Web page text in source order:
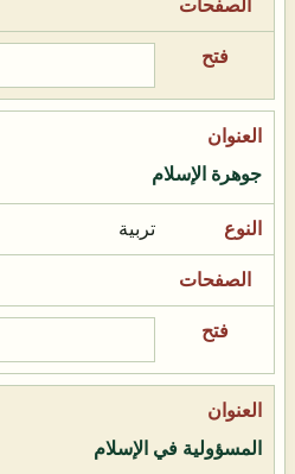
جوهرة الإسلام
تربية
المسؤولية في الإسلام